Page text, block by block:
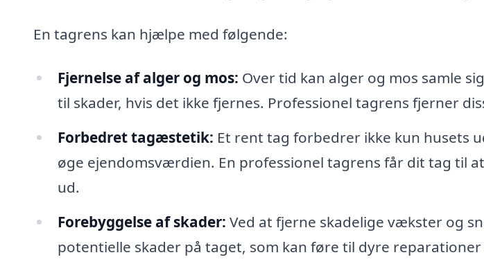
En tagrens kan hjælpe med følgende:
Fjernelse af alger og mos: Over tid kan alger og mos samle
til skader, hvis det ikke fjernes. Professionel tagrens fjerner
Forbedret tagæstetik: Et rent tag forbedrer ikke kun husets
øge ejendomsværdien. En professionel tagrens får dit tag til
ud.
Forebyggelse af skader: Ved at fjerne skadelige vækster og
potentielle skader på taget, som kan føre til dyre